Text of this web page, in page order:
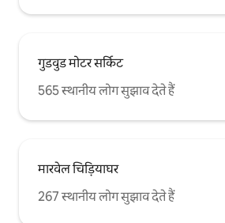
गुडवुड मोटर सर्किट
565 स्थानीय लोग सुझाव देते हैं
मारवेल चिड़ियाघर
267 स्थानीय लोग सुझाव देते हैं